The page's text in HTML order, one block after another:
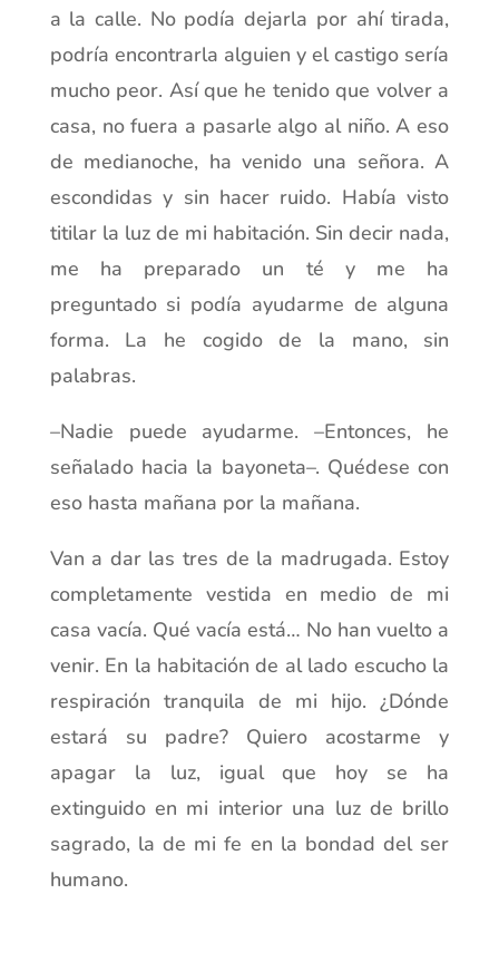
a la calle. No podía dejarla por ahí tirada,
podría encontrarla alguien y el castigo sería
mucho peor. Así que he tenido que volver a
casa, no fuera a pasarle algo al niño. A eso
de medianoche, ha venido una señora. A
escondidas y sin hacer ruido. Había visto
titilar la luz de mi habitación. Sin decir nada,
me ha preparado un té y me ha
preguntado si podía ayudarme de alguna
forma. La he cogido de la mano, sin
palabras.
–Nadie puede ayudarme. –Entonces, he
señalado hacia la bayoneta–. Quédese con
eso hasta mañana por la mañana.
Van a dar las tres de la madrugada. Estoy
completamente vestida en medio de mi
casa vacía. Qué vacía está… No han vuelto a
venir. En la habitación de al lado escucho la
respiración tranquila de mi hijo. ¿Dónde
estará su padre? Quiero acostarme y
apagar la luz, igual que hoy se ha
extinguido en mi interior una luz de brillo
sagrado, la de mi fe en la bondad del ser
humano.